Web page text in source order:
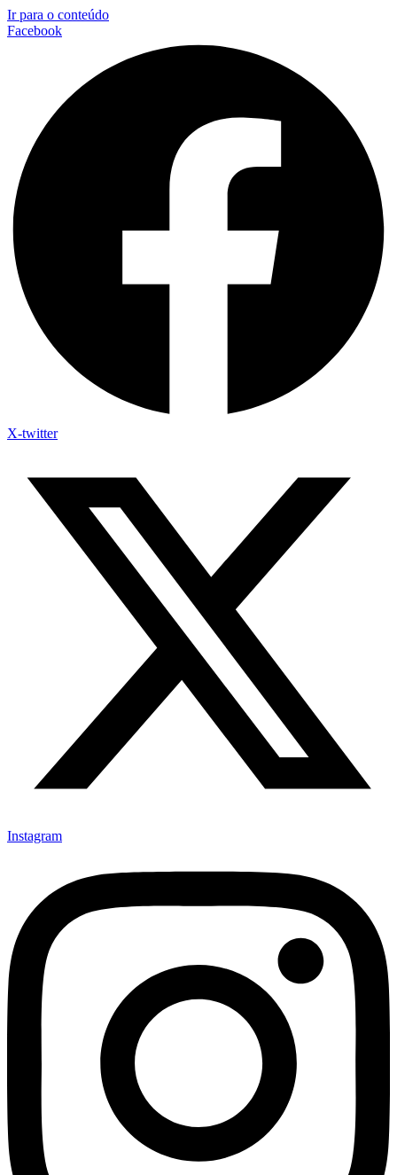
Ir para o conteúdo
Facebook
X-twitter
Instagram